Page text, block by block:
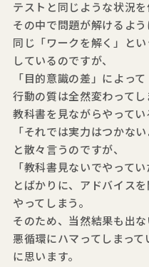
テストと同じような状況を
その中で問題が解けるよう
同じ「ワークを解く」と
しているのですが、
「目的意識の差」によって
行動の質は全然変わってし
教科書を見ながらやって
「それでは実力はつかない
と散々言うのですが、
「教科書見ないでやってい
とばかりに、アドバイス
やってしまう。
そのため、当然結果も出な
悪循環にハマってしまって
に思います。